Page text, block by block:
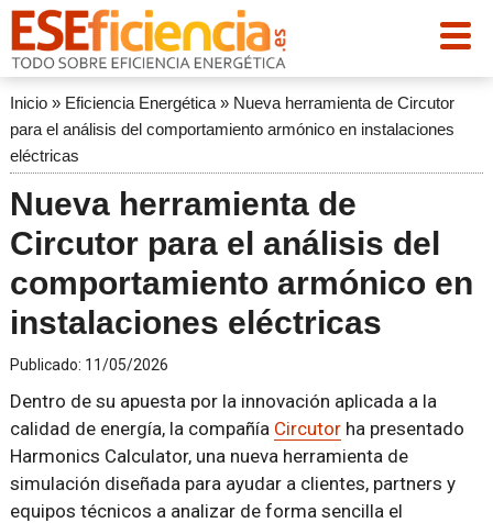
Inicio» Eficiencia Energética» Nueva herramienta de Circutor
para el análisis del comportamiento armónico en instalaciones
eléctricas
Nueva herramienta de
Circutor para el análisis del
comportamiento armónico en
instalaciones eléctricas
Publicado: 11/05/2026
Dentro de su apuesta por la innovación aplicada a la
calidad de energía, la compañía Circutorha presentado
Harmonics Calculator, una nueva herramienta de
simulación diseñada para ayudar a clientes, partners y
equipos técnicos a analizar de forma sencilla el